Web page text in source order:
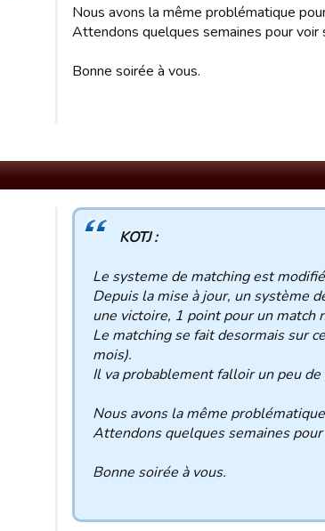
Nous avons la même problématique
Attendons quelques semaines pour
Bonne soirée à vous.
KOTJ :
Le systeme de matching est
Depuis la mise à jour, un système
une victoire, 1 point pour un match
Le matching se fait desormais sur
mois).
Il va probablement falloir un peu
Nous avons la même
Attendons quelques semaines
Bonne soirée à vous.